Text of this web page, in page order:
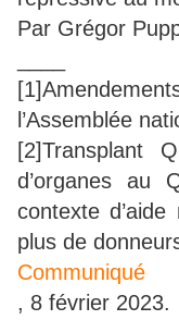
Par Grégor
l’Assemblée
[2]Transplant
d’organes au
contexte
plus de
Communiqué
, 8 février 2023.